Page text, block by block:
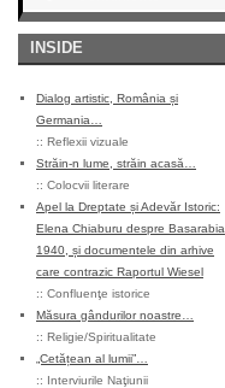
INSIDE
Dialog artistic, România și
Germania…
:: Reflexii vizuale
Străin-n lume, străin acasă…
:: Colocvii literare
Apel la Dreptate și Adevăr Istoric:
Elena Chiaburu despre Basarabia,
1940, și documentele din arhive
care contrazic Raportul Wiesel
:: Confluenţe istorice
Măsura gândurilor noastre…
:: Religie/Spiritualitate
„Cetățean al lumii”…
:: Interviurile Naţiunii